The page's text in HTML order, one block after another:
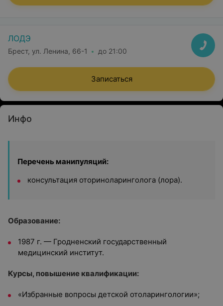
ЛОДЭ
Брест, ул. Ленина, 66-1 до 21:00
Записаться
Инфо
Перечень манипуляций:
консультация оториноларинголога (лора).
Образование:
1987 г. — Гродненский государственный
медицинский институт.
Курсы, повышение квалификации:
«Избранные вопросы детской отоларингологии»;